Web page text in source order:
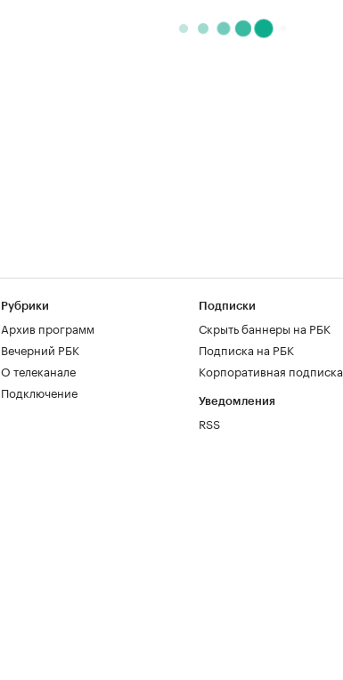
Рубрики
Архив программ
Вечерний РБК
О телеканале
Подключение
Подписки
Скрыть баннеры на РБК
Подписка на РБК
Корпоративная подписка
Уведомления
RSS